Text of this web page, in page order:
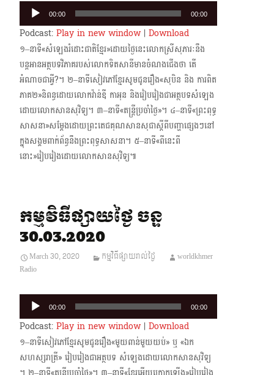
Audio
Player
00:00 00:00
Podcast: Play in new window| Download
១–នាទី«សំឡេងរំដោះជាតិខ្មែរ»ដោយថ្ងៃនេះលោកស្រីសុភារៈនឹង
បន្តអានអត្ថបទវិភាគរបស់លោកទិត​សានី​មាន​ចំណងជើងថា តើ
អំណាចជាអ្វី?។ ២–នាទីសៀវភៅខ្មែរសូមជូនរឿង«សុបិន និង ការពិត
ភាគ២»និពន្ធដោយលោកវ៉ាន់ឌី កាអុន និងរៀបរៀងជា​អត្ថបទ​សំឡេង​
ដោយលោកសានសុវិទ្យ។ ៣–នាទី«តន្ត្រីប្រចាំថ្ងៃ»។ ៤–នាទី«ព្រះពុទ្ធ
សាសនា»សម្តែងដោយព្រះតេជគុណសានសុជាស្តីពីបញ្ហាផ្សេងៗនៅ
ក្នុងសង្គមពាក់​ព័ន្ធនឹងព្រះពុទ្ធសាសនា។ ៥–នាទី«ពីនេះពី
នោះ»រៀបរៀងដោយលោកសានសុវិទ្យ៕
កម្មវិធីផ្សាយថ្ងៃ ចន្ទ
30.03.2020
March 30, 2020 កម្មវិធីផ្សាយរាល់ថ្ងៃ
worldkhmer
Radio
Audio
Player
00:00 00:00
Podcast: Play in new window| Download
១–នាទីសៀវភៅខ្មែរសូមជូនរឿង«មួយពាន់មួយយប់» ឬ «ឯក
សហស្សរាត្រី» រៀបរៀងជាអត្ថបទ សំឡេងដោយលោកសានសុវិទ្យ